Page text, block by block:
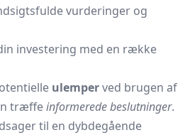
vurderinger og
investering med en række
ulemperved brugen af
træffeinformerede beslutninger.
til en dybdegående